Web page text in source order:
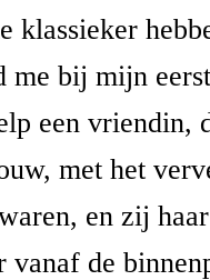
klassieker
me bij mijn
een vriendin,
met het
en zij
vanaf de